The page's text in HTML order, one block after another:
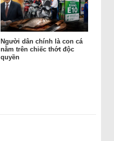
Người dân chính là con cá
nằm trên chiếc thớt độc
quyền